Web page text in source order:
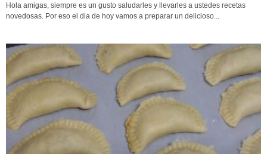
Hola amigas, siempre es un gusto saludarles y llevarles a ustedes recetas
novedosas. Por eso el dia de hoy vamos a preparar un delicioso...